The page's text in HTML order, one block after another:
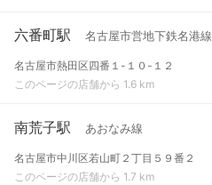
六番町駅 名古屋市営地下鉄名港線
名古屋市熱田区四番１-１０-１２
このページの店舗から 1.6 km
南荒子駅 あおなみ線
名古屋市中川区若山町２丁目５９番２
このページの店舗から 1.7 km